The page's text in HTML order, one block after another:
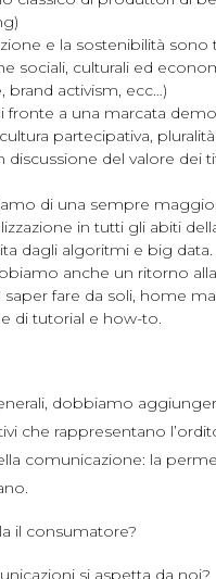
e la sostenibilità
sociali, culturali ed
brand activism, ecc…)
fronte a una marcata
partecipativa,
discussione del valore dei
di una sempre
in tutti gli abiti
dagli algoritmi e big data.
anche un ritorno
saper fare da soli, home
di tutorial e how-to.
dobbiamo
che rappresentano
comunicazione: la
il consumatore?
si aspetta da noi?